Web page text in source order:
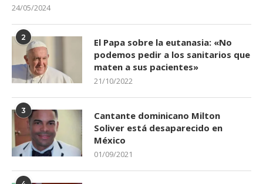
24/05/2024
2
El Papa sobre la eutanasia: «No
podemos pedir a los sanitarios que
maten a sus pacientes»
21/10/2022
3
Cantante dominicano Milton
Soliver está desaparecido en
México
01/09/2021